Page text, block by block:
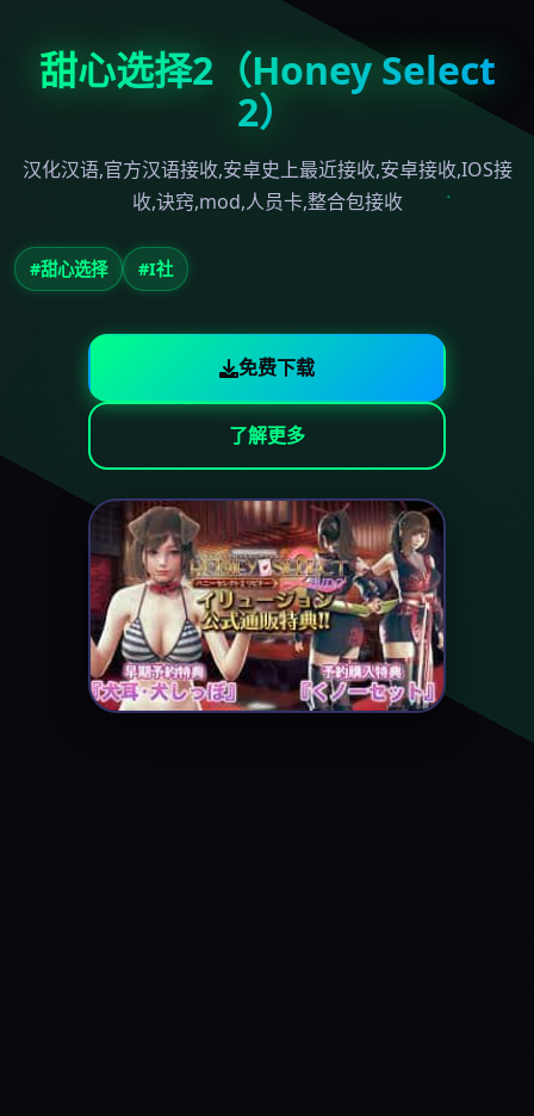
甜心选择2（Honey Select
2）
汉化汉语,官方汉语接收,安卓史上最近接收,安卓接收,IOS接
收,诀窍,mod,人员卡,整合包接收
#甜心选择 #I社
免费下载
了解更多